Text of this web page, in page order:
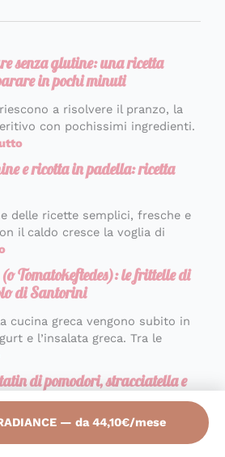
— da 44,10€/mese
senza glutine: una ricetta
in pochi minuti
a risolvere il pranzo, la
con pochissimi ingredienti.
e ricotta in padella: ricetta
delle ricette semplici, fresche e
il caldo cresce la voglia di
Tomatokeftedes): le frittelle di
di Santorini
cucina greca vengono subito in
e l’insalata greca. Tra le
di pomodori, stracciatella e
la torta salata estiva che profuma
perfetto per portare in tavola